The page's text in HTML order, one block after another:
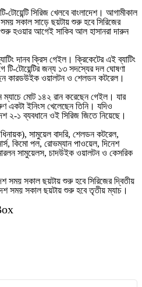
টোয়েন্টি সিরিজ খেলবে বাংলাদেশ। আগামীকাল
সকাল সাড়ে ছয়টায় শুরু হবে সিরিজের
হওয়ার আগেই সাকিব আল হাসানরা দারুন
দানব ক্রিস গেইল। ক্রিকেটের এই ব্যাটিং
টি-টোয়েন্টির জন্য ১৩ সদস্যের দল ঘোষণা
কারডউইক ওয়ালটন ও শেলডন কটরেল।
ম্যাচে মোট ১৪২ রান করেছেন গেইল। যার
একটা ইনিংস খেলেছেন তিনি। যদিও
২-১ ব্যবধানে ওই সিরিজ জিতে নিয়েছে।
সামুয়েল বাদরি, শেলডন কটরেল,
কিমো পল, রোভম্যান পাওয়েল, দিনেশ
সামুয়েলস, চাদউইক ওয়ালটন ও কেসরিক
সময় সকাল ছয়টায় শুরু হবে সিরিজের দ্বিতীয়
সময় সকাল ছয়টায় শুরু হবে তৃতীয় ম্যাচ।